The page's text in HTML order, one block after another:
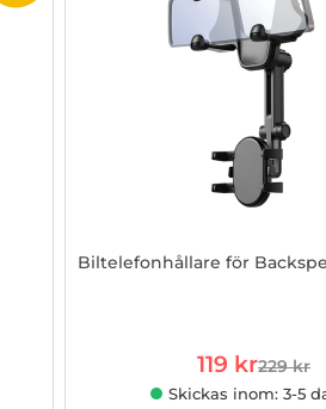
Biltelefonhållare för
rea pris
119 krtidigare
229 kr
Skickas inom: 3-5